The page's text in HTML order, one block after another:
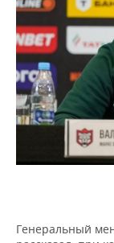
ИНВЕСТИЦИИ
НЕФТЕХИМИЯ
НЕФТЬ
ОПК
ЭНЕРГЕТИКА
НОВОСТИ
РОЗНИЧНАЯ
ТРАНСПОРТ
УСЛУГИ
ТЕХНОЛОГИИ
НОВОСТИ
IT
МЕДИА
МЕРОПРИЯТИЯ
НОВОСТИ
ВЫЕЗДНАЯ
БИЗНЕС-
ОТКРЫТАЯ
СПОРТ
НОВОСТИ
ФУТБОЛ
БАСКЕТБОЛ
ОБЩЕСТВО
НОВОСТИ
ФОТОГАЛЕРЕЯ
СПРАВОЧНИК
Генеральный